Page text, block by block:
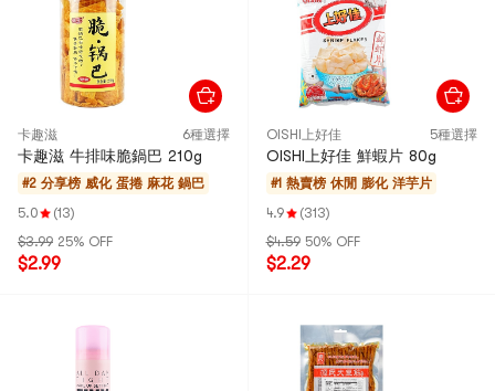
卡趣滋 6種選擇
卡趣滋 牛排味脆鍋巴 210g
#2 分享榜 威化 蛋捲 麻花 鍋巴
5.0
(13)
$3.99 25% OFF
$2.99
OISHI上好佳 5種選擇
OISHI上好佳 鮮蝦片 80g
#1 熱賣榜休閒 膨化 洋芋片
4.9
(313)
$4.59 50% OFF
$2.29